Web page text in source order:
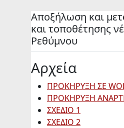
Αποξήλωση και
και τοποθέτησης
Ρεθύμνου
Αρχεία
ΠΡΟΚΗΡΥΞΗ ΣΕ
ΠΡΟΚΗΡΥΞΗ
ΣΧΕΔΙΟ 1
ΣΧΕΔΙΟ 2